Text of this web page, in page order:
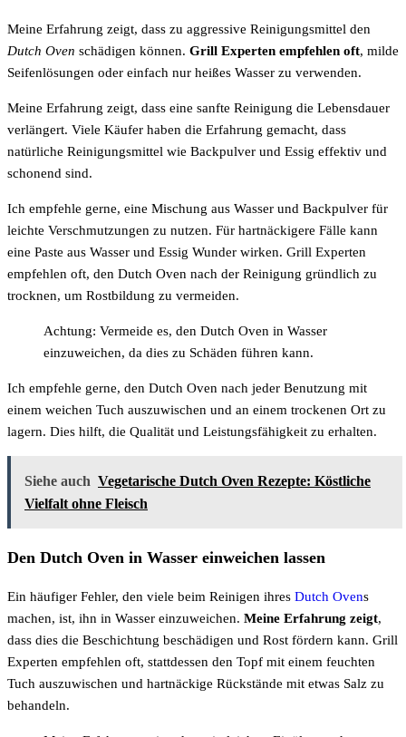
Meine Erfahrung zeigt, dass zu aggressive Reinigungsmittel den
Dutch Oven schädigen können. Grill Experten empfehlen oft, milde
Seifenlösungen oder einfach nur heißes Wasser zu verwenden.
Meine Erfahrung zeigt, dass eine sanfte Reinigung die Lebensdauer
verlängert. Viele Käufer haben die Erfahrung gemacht, dass
natürliche Reinigungsmittel wie Backpulver und Essig effektiv und
schonend sind.
Ich empfehle gerne, eine Mischung aus Wasser und Backpulver für
leichte Verschmutzungen zu nutzen. Für hartnäckigere Fälle kann
eine Paste aus Wasser und Essig Wunder wirken. Grill Experten
empfehlen oft, den Dutch Oven nach der Reinigung gründlich zu
trocknen, um Rostbildung zu vermeiden.
Achtung: Vermeide es, den Dutch Oven in Wasser
einzuweichen, da dies zu Schäden führen kann.
Ich empfehle gerne, den Dutch Oven nach jeder Benutzung mit
einem weichen Tuch auszuwischen und an einem trockenen Ort zu
lagern. Dies hilft, die Qualität und Leistungsfähigkeit zu erhalten.
Siehe auch Vegetarische Dutch Oven Rezepte: Köstliche
Vielfalt ohne Fleisch
Den Dutch Oven in Wasser einweichen lassen
Ein häufiger Fehler, den viele beim Reinigen ihres Dutch Ovens
machen, ist, ihn in Wasser einzuweichen. Meine Erfahrung zeigt,
dass dies die Beschichtung beschädigen und Rost fördern kann. Grill
Experten empfehlen oft, stattdessen den Topf mit einem feuchten
Tuch auszuwischen und hartnäckige Rückstände mit etwas Salz zu
behandeln.